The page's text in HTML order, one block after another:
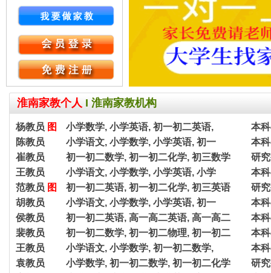
淮南家教个人 I 淮南家教机构
杨教员 图 小学数学, 小学英语, 初一初二英语,
本
陈教员
小学语文, 小学数学, 小学英语, 初一
本
崔教员
初一初二数学, 初一初二化学, 初三数学
研
王教员
小学语文, 小学数学, 小学英语, 小学
本
范教员 图 初一初二英语, 初一初二化学, 初三英语
研
胡教员
小学语文, 小学数学, 小学英语, 初一
本
侯教员
初一初二英语, 高一高二英语, 高一高二
本
裴教员
初一初二数学, 初一初二物理, 初一初二
本
王教员
小学语文, 小学数学, 初一初二数学,
本
袁教员
小学数学, 初一初二数学, 初一初二化学
研